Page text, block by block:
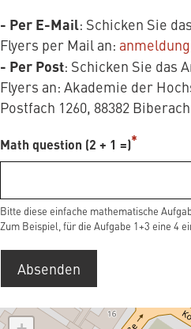
- Per E-Mail: Schicken Sie
Flyers per Mail an:
- Per Post: Schicken Sie das
Flyers an: Akademie der
Postfach 1260, 88382 Biberach
Math question (2 + 1 =)
Bitte diese einfache mathematische
Zum Beispiel, für die Aufgabe 1+3 eine 4
Absenden